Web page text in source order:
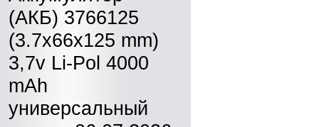
(АКБ) 3766125
(3.7x66x125 mm)
3,7v Li-Pol 4000
mAh
универсальный